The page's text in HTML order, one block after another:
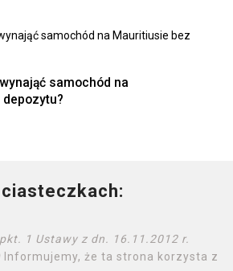
samochód na
1 Ustawy z dn. 16.11.2012 r.
Informujemy, że ta strona korzysta z